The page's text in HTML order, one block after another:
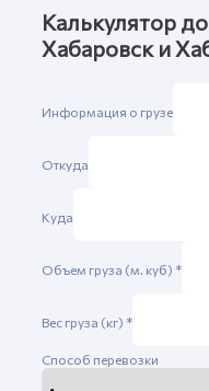
Калькулятор
Хабаровск и
Информация о грузе
Откуда
Куда
Объем груза (м. куб) *
Вес груза (кг) *
Способ перевозки